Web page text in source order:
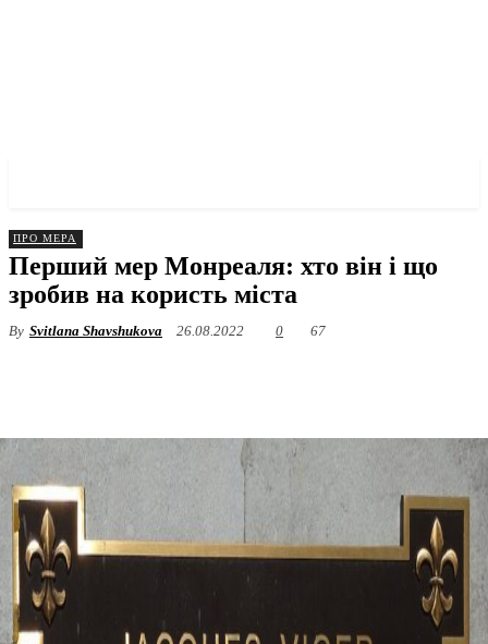
ПРО МЕРА
Перший мер Монреаля: хто він і що
зробив на користь міста
By Svitlana Shavshukova 26.08.2022 0 67